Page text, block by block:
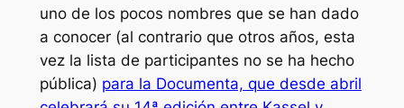
uno de los pocos nombres que se han dado
a conocer (al contrario que otros años, esta
vez la lista de participantes no se ha hecho
pública) para la Documenta, que desde abril